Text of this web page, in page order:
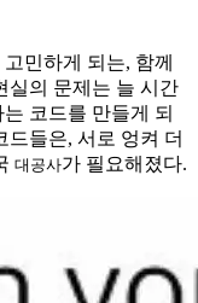
고민하게 되는, 함께
실의 문제는 늘 시간
코드를 만들게 되
드들은, 서로 엉켜 더
대공사가 필요해졌다.